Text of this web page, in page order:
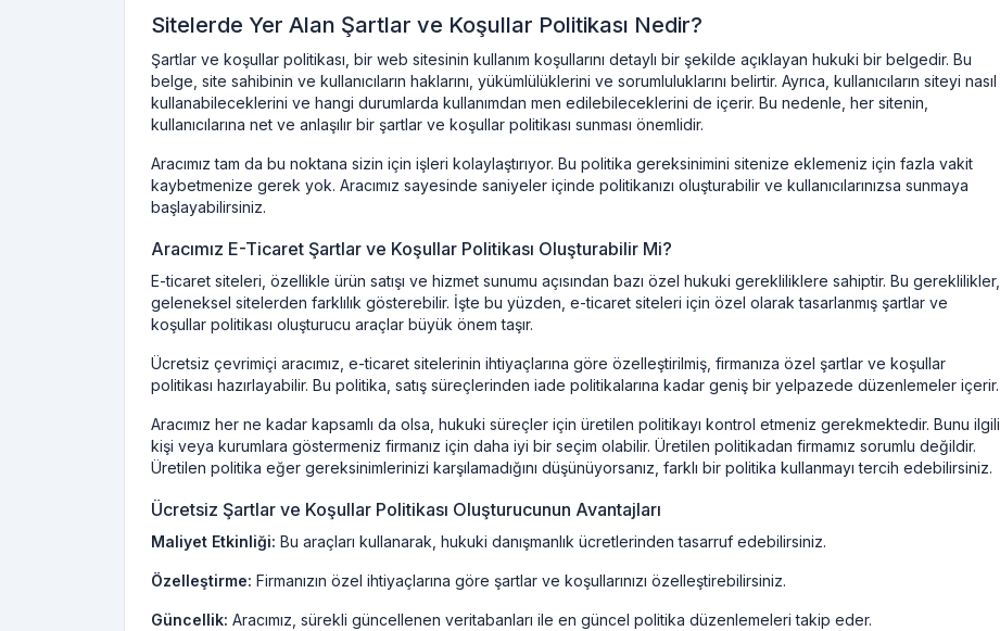
Sitelerde Yer Alan Şartlar ve Koşullar Politikası Nedir?
Şartlar ve koşullar politikası, bir web sitesinin kullanım koşullarını detaylı bir şekilde açıklayan hukuki bir belgedir. Bu
belge, site sahibinin ve kullanıcıların haklarını, yükümlülüklerini ve sorumluluklarını belirtir. Ayrıca, kullanıcıların siteyi nasıl
kullanabileceklerini ve hangi durumlarda kullanımdan men edilebileceklerini de içerir. Bu nedenle, her sitenin,
kullanıcılarına net ve anlaşılır bir şartlar ve koşullar politikası sunması önemlidir.
Aracımız tam da bu noktana sizin için işleri kolaylaştırıyor. Bu politika gereksinimini sitenize eklemeniz için fazla vakit
kaybetmenize gerek yok. Aracımız sayesinde saniyeler içinde politikanızı oluşturabilir ve kullanıcılarınızsa sunmaya
başlayabilirsiniz.
Aracımız E-Ticaret Şartlar ve Koşullar Politikası Oluşturabilir Mi?
E-ticaret siteleri, özellikle ürün satışı ve hizmet sunumu açısından bazı özel hukuki gerekliliklere sahiptir. Bu gereklilikler,
geleneksel sitelerden farklılık gösterebilir. İşte bu yüzden, e-ticaret siteleri için özel olarak tasarlanmış şartlar ve
koşullar politikası oluşturucu araçlar büyük önem taşır.
Ücretsiz çevrimiçi aracımız, e-ticaret sitelerinin ihtiyaçlarına göre özelleştirilmiş, firmanıza özel şartlar ve koşullar
politikası hazırlayabilir. Bu politika, satış süreçlerinden iade politikalarına kadar geniş bir yelpazede düzenlemeler içerir.
Aracımız her ne kadar kapsamlı da olsa, hukuki süreçler için üretilen politikayı kontrol etmeniz gerekmektedir. Bunu ilgili
kişi veya kurumlara göstermeniz firmanız için daha iyi bir seçim olabilir. Üretilen politikadan firmamız sorumlu değildir.
Üretilen politika eğer gereksinimlerinizi karşılamadığını düşünüyorsanız, farklı bir politika kullanmayı tercih edebilirsiniz.
Ücretsiz Şartlar ve Koşullar Politikası Oluşturucunun Avantajları
Maliyet Etkinliği: Bu araçları kullanarak, hukuki danışmanlık ücretlerinden tasarruf edebilirsiniz.
Özelleştirme: Firmanızın özel ihtiyaçlarına göre şartlar ve koşullarınızı özelleştirebilirsiniz.
Güncellik: Aracımız, sürekli güncellenen veritabanları ile en güncel politika düzenlemeleri takip eder.